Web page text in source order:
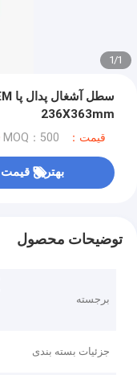
1
/
1
236X363mm
قیمت：negotiate MOQ：500 قطعه
بهترین قیمت
توضیحات محصول
برجسته
جزئیات بسته بندی